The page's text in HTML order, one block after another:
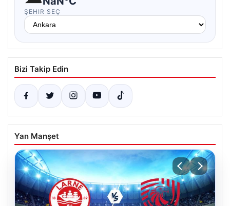
ŞEHIR SEÇ
Bizi Takip Edin
Yan Manşet